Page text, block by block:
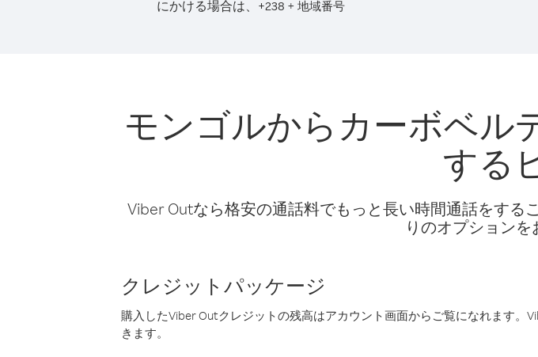
にかける場合は、 +238 + 地域番号
モンゴルからカーボベル
する
Viber Outなら格安の通話料でもっと長い時間通話をす
りのオプションを
クレジットパッケージ
購入したViber Outクレジットの残高はアカウント画面からご覧になれます。
きます。